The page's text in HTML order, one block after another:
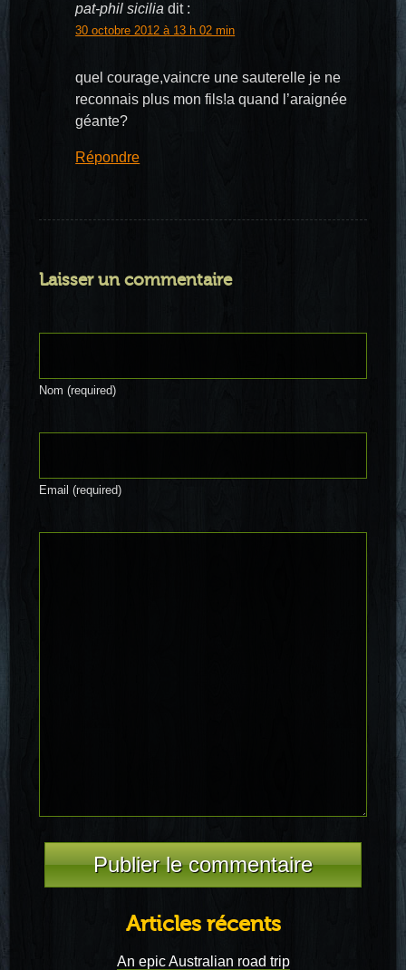
pat-phil sicilia dit :
30 octobre 2012 à 13 h 02 min
quel courage,vaincre une sauterelle je ne
reconnais plus mon fils!a quand l’araignée
géante?
Répondre
Laisser un commentaire
Nom (required)
Email (required)
Articles récents
An epic Australian road trip